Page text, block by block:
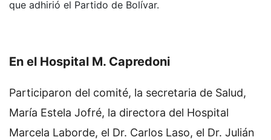
que adhirió el Partido de Bolívar.
En el Hospital M. Capredoni
Participaron del comité, la secretaria de Salud,
María Estela Jofré, la directora del Hospital
Marcela Laborde, el Dr. Carlos Laso, el Dr. Julián